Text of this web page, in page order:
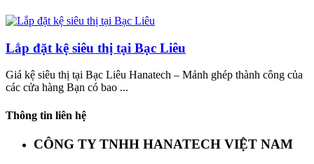
Lắp đặt kệ siêu thị tại Bạc Liêu
Giá kệ siêu thị tại Bạc Liêu Hanatech – Mảnh ghép thành công của
các cửa hàng Bạn có bao ...
Thông tin liên hệ
CÔNG TY TNHH HANATECH VIỆT NAM